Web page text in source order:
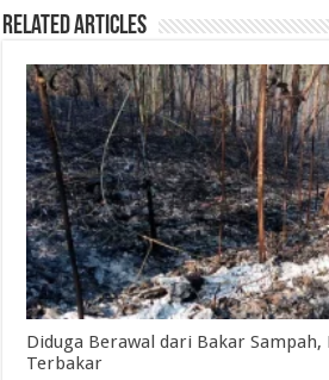
Related Articles
Diduga Berawal dari Bakar Sampah,
Terbakar